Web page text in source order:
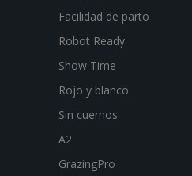
Facilidad de parto
Robot Ready
Show Time
Rojo y blanco
Sin cuernos
A2
GrazingPro